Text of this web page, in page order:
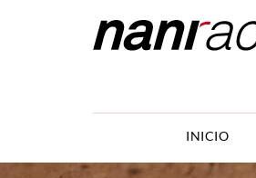
INICIO